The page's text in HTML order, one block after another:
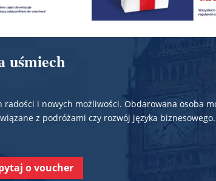
uśmiech
i nowych możliwości. Obdarowana osoba
z podróżami czy rozwój języka biznesowego.
o voucher